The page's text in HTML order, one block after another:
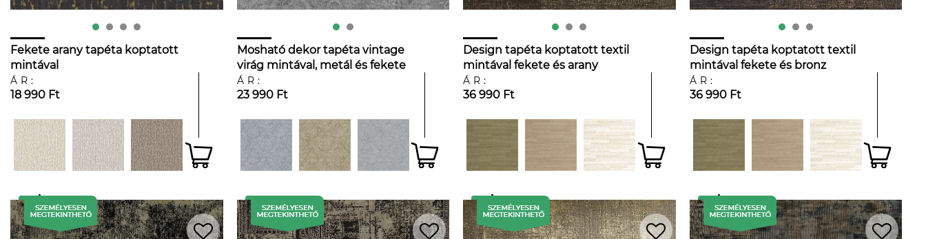
Fekete arany tapéta koptatott
mintával
ÁR:
18 990 Ft
Mosható dekor tapéta vintage
virág mintával, metál és fekete
színben
ÁR:
23 990 Ft
Design tapéta koptatott textil
mintával fekete és arany
színben
ÁR:
36 990 Ft
Design tapéta koptatott textil
mintával fekete és bronz
színben
ÁR:
36 990 Ft